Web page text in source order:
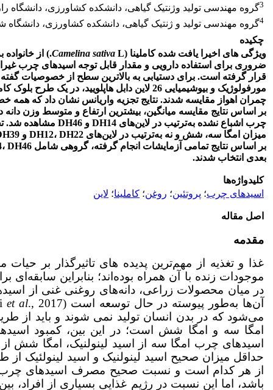
3گروه مهندسی تولید وژنتیک گیاهی، دانشکده کشاورزی، دانشگاه
4گروه مهندسی تولید و ژنتیک گیاهی، دانشکده کشاورزی، دانشگاه
چکیده
ویژگی های اخیرا یافت شده کاملینا (
Camelina sativa L.
) از
ضروری برای استفاده دارویی و مقدار قابل توجه اسیدهای چرب
قرار گرفته است. برای دستیابی به بالاترین سطح از خصوصیات
چمران اهواز مقایسه شدند. نتایج تجزیه واریانس نشان داد که
بر اساس نتایج مقایسه میانگین، بیشترین ارتفاع و متوسط وزن دانه
چرب اشباع نشده به‌ترتیب در لاین‌های DH14 و DH46 مشاهده شد.
میزان امگا سه، شش و نه به‌ترتیب در لاین‌های
DH12، DH22 و
بر اساس نتایج تمامی آزمایشات انجام گرفته، گروهی شامل
، DH46
بعدی انتخاب شدند.
کلیدواژه‌ها
اسیدهای چرب؛ پروتئین؛ روغن؛ کاملینا؛ لاین
اصل مقاله
مقدمه
غذا و تغذیه از مهم‌ترین پدیده های تاثیرگذار بر
در میان محصولات زراعی، دانه‌های روغنی غنی از
آن‌ها به‌طور پیوسته در حال توسعه است (Kahrizi
et al
می‌شود که در بدن انسان تولید نمی شوند و باید از
امگا سه و امگا شش است؛ در این بین، کمبود
اسیدهای چرب امگا سه از اسید لینولنیک، امگا شش
از هر کدام است و نسبت صحیح مصرف اسیدهای چرب